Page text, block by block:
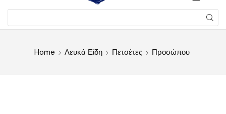
Home Λευκά Είδη Πετσέτες Προσώπου